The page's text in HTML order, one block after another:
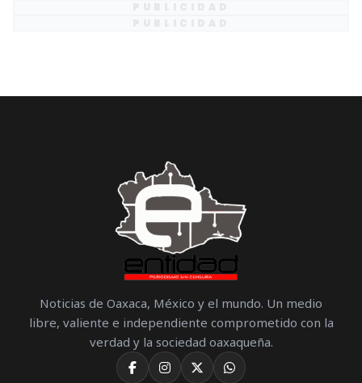
Noticias de Oaxaca, México y el mundo. Un medio
libre, valiente e independiente comprometido con la
verdad y la sociedad oaxaqueña.